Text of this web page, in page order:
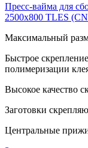
Пресс-вайма для
2500x800 TLES
Максимальный
Быстрое
полимеризации
Высокое качество
Заготовки
Центральные